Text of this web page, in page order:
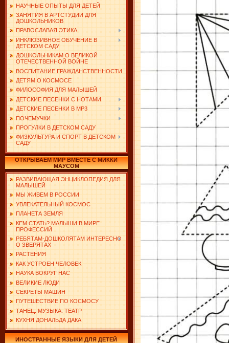
НАУЧНЫЕ ОПЫТЫ ДЛЯ ДЕТЕЙ
ЗАНЯТИЯ В АРТСТУДИИ ДЛЯ
ДОШКОЛЬНИКОВ
ПРАВОСЛАВАЯ ЭТИКА
ИНКЛЮЗИВНОЕ ОБУЧЕНИЕ В
ДЕТСКОМ САДУ
ДОШКОЛЬНИКАМ О ВЕЛИКОЙ
ОТЕЧЕСТВЕННОЙ ВОЙНЕ
ВОСПИТАНИЕ ГРАЖДАНСТВЕННОСТИ
ДЕТЯМ О КОСМОСЕ
ФИЛОСОФИЯ ДЛЯ МАЛЫШЕЙ
ДЕТСКИЕ ПЕСЕНКИ С НОТАМИ
ДЕТСКИЕ ПЕСЕНКИ В MP3
ПОЧЕМУЧКИ
ПРОГУЛКИ В ДЕТСКОМ САДУ
ФИЗКУЛЬТУРА И СПОРТ В ДЕТСКОМ
САДУ
ОТКРЫВАЕМ МИР ВМЕСТЕ С МИККИ
МАУСОМ
РАЗВИВАЮЩАЯ ЭНЦИКЛОПЕДИЯ ДЛЯ
МАЛЫШЕЙ
МЫ ЖИВЕМ В РОССИИ
УВЛЕКАТЕЛЬНЫЙ КОСМОС
ПЛАНЕТА ЗЕМЛЯ
КЕМ СТАТЬ? МАЛЫШИ В МИРЕ
ПРОФЕССИЙ
РЕБЯТАМ-ДОШКОЛЯТАМ ИНТЕРЕСНО
О ЗВЕРЯТАХ
РАСТЕНИЯ
КАК УСТРОЕН ЧЕЛОВЕК
НАУКА ВОКРУГ НАС
ВЕЛИКИЕ ЛЮДИ
СЕКРЕТЫ МАШИН
ПУТЕШЕСТВИЕ ПО КОСМОСУ
ТАНЕЦ. МУЗЫКА. ТЕАТР
КУХНЯ ДОНАЛЬДА ДАКА
ИНОСТРАННЫЕ ЯЗЫКИ ДЛЯ ДЕТЕЙ